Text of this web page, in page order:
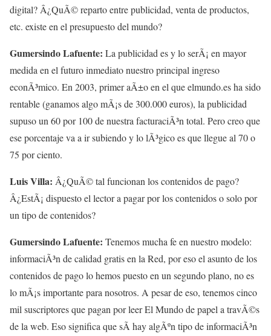
digital? Â¿QuÃ© reparto entre publicidad, venta de productos,
etc. existe en el presupuesto del mundo?
Gumersindo Lafuente: La publicidad es y lo serÃ¡ en mayor
medida en el futuro inmediato nuestro principal ingreso
econÃ³mico. En 2003, primer aÃ±o en el que elmundo.es ha sido
rentable (ganamos algo mÃ¡s de 300.000 euros), la publicidad
supuso un 60 por 100 de nuestra facturaciÃ³n total. Pero creo que
ese porcentaje va a ir subiendo y lo lÃ³gico es que llegue al 70 o
75 por ciento.
Luis Villa: Â¿QuÃ© tal funcionan los contenidos de pago?
Â¿EstÃ¡ dispuesto el lector a pagar por los contenidos o solo por
un tipo de contenidos?
Gumersindo Lafuente: Tenemos mucha fe en nuestro modelo:
informaciÃ³n de calidad gratis en la Red, por eso el asunto de los
contenidos de pago lo hemos puesto en un segundo plano, no es
lo mÃ¡s importante para nosotros. A pesar de eso, tenemos cinco
mil suscriptores que pagan por leer El Mundo de papel a travÃ©s
de la web. Eso significa que sÃ­ hay algÃºn tipo de informaciÃ³n